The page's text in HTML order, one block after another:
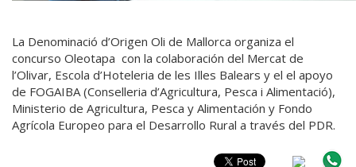
La Denominació d’Origen Oli de Mallorca organiza el
concurso Oleotapa con la colaboración del Mercat de
l’Olivar, Escola d’Hoteleria de les Illes Balears y el el apoyo
de FOGAIBA (Conselleria d’Agricultura, Pesca i Alimentació),
Ministerio de Agricultura, Pesca y Alimentación y Fondo
Agrícola Europeo para el Desarrollo Rural a través del PDR.